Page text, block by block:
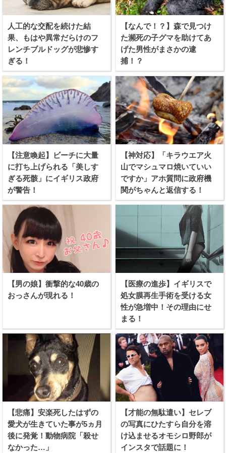
人工的な交配を続けた結
果、もはや異常だらけのフ
レンチブルドッグが悲惨す
ぎる！
【なんで！？】森で見つけ
た瀕死の子グマを助けてあ
げた男性がまさかの逮
捕！？
【注意喚起】ビーチに大量
に打ち上げられる「美しす
ぎる死骸」にイギリス政府
が警告！
【神対応】「キラウエア火
山でマシュマロ焼いていい
ですか」アホ質問に政府機
関がちゃんと返信する！
【男の娘】衝撃的な40歳の
おっさんが現れる！
【医療の進歩】イギリスで
処女膜再生手術を受ける女
性が急増中！その理由にせ
まる！
【悲痛】安楽死したはずの
愛犬が生きていた事が5ヵ月
後に発覚！動物病院「殺せ
なかった…」
【才能の無駄遣い】セレブ
の写真にひたすら自分を溶
け込ませるオモシロ野郎が
インスタで話題に！